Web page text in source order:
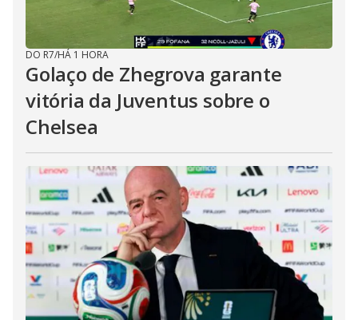
DO R7/HÁ 1 HORA
Golaço de Zhegrova garante
vitória da Juventus sobre o
Chelsea